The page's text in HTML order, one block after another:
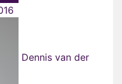
Dennis van der